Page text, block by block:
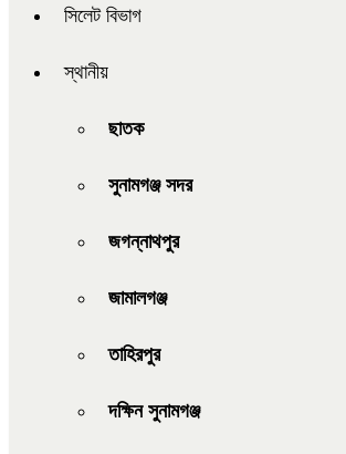
সিলেট বিভাগ
স্থানীয়
ছাতক
সুনামগঞ্জ সদর
জগন্নাথপুর
জামালগঞ্জ
তাহিরপুর
দক্ষিন সুনামগঞ্জ